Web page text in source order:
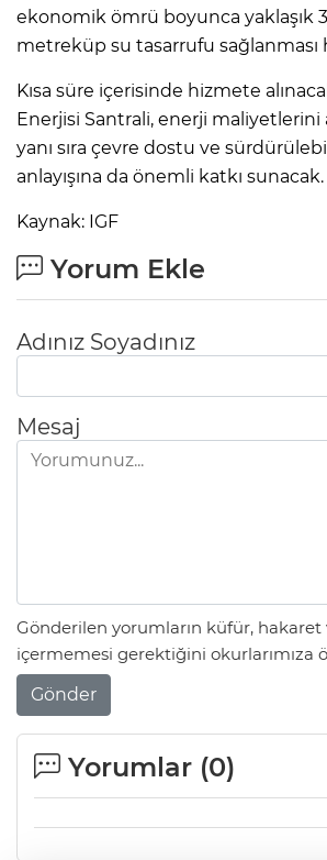
ekonomik ömrü boyunca yaklaşık
metreküp su tasarrufu sağlanması
Kısa süre içerisinde hizmete
Enerjisi Santrali, enerji maliyetlerini
yanı sıra çevre dostu ve
anlayışına da önemli katkı sunacak.
Kaynak: IGF
Yorum Ekle
Adınız Soyadınız
Mesaj
Gönderilen yorumların küfür, hakaret
içermemesi gerektiğini okurlarımıza
Gönder
Yorumlar (0)